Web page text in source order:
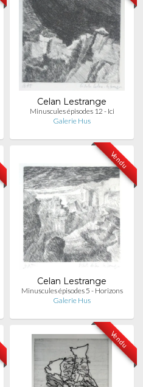
Celan Lestrange
Minuscules épisodes 12 - Ici
Galerie Hus
Vendu
Celan Lestrange
Minuscules épisodes 5 - Horizons
Galerie Hus
Vendu